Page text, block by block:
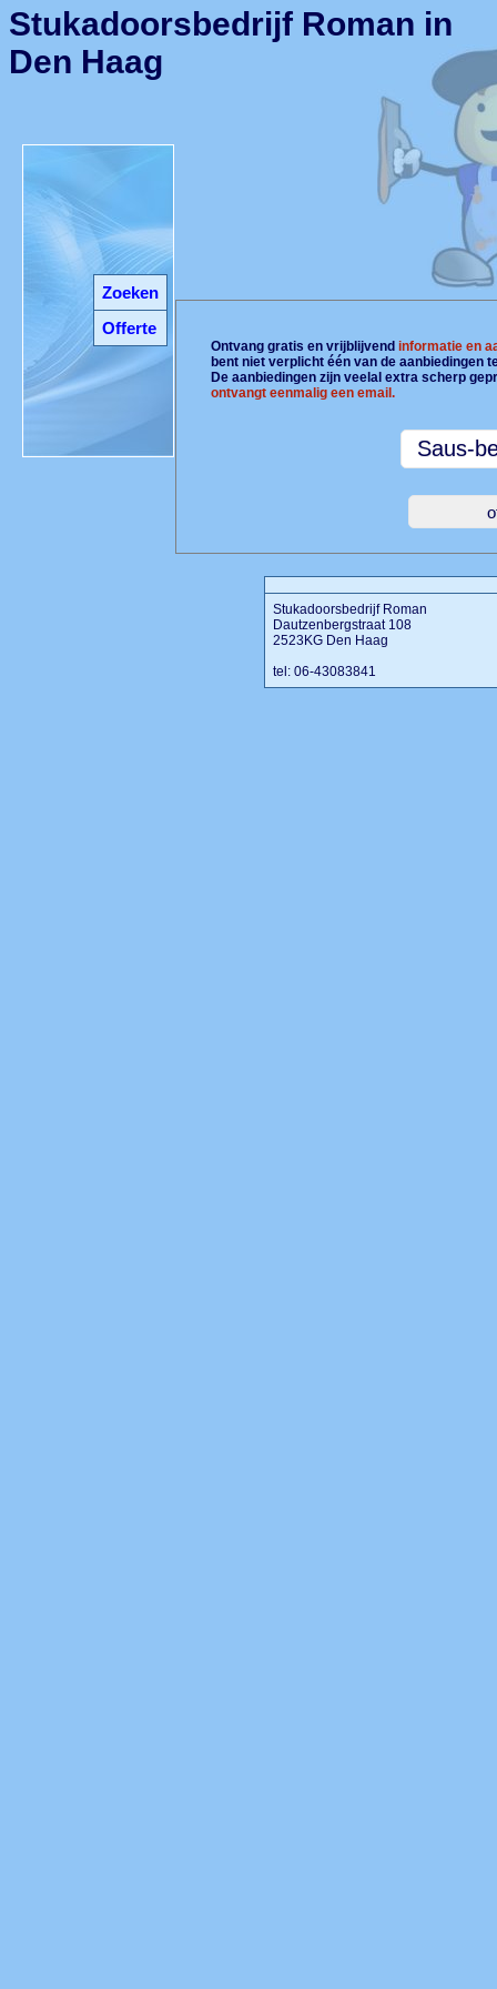
Zoeken
Offerte
Stukadoorsbedrijf Roman in
Den Haag
Ontvang gratis en vrijblijvendinformatie en
bent niet verplicht één van de aanbiedingen
De aanbiedingen zijn veelal extra scherp
ontvangt eenmalig een email.
Stukadoorsbedrijf Roman
Dautzenbergstraat 108
2523KG Den Haag
tel: 06-43083841